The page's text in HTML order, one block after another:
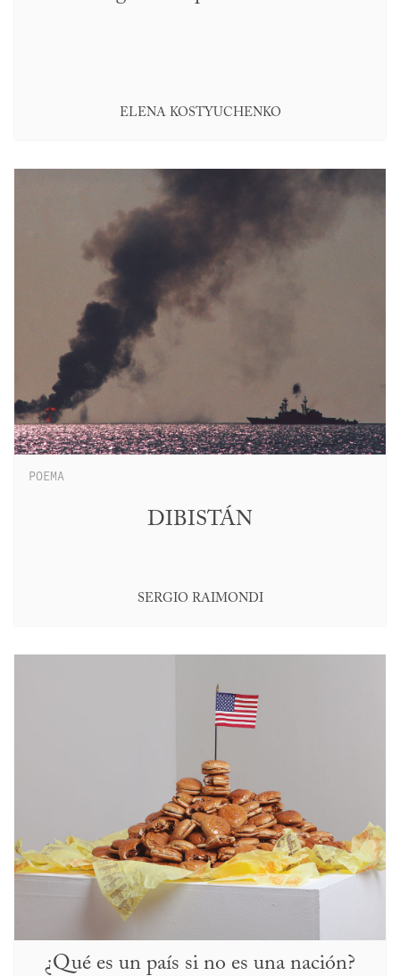
ELENA KOSTYUCHENKO
POEMA
DIBISTÁN
SERGIO RAIMONDI
¿Qué es un país si no es una nación?